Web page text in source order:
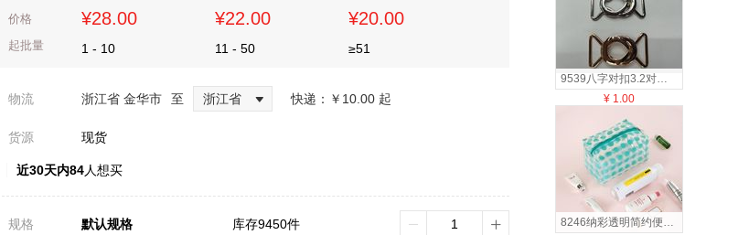
价格
起批量
¥28.00
1 - 10
¥22.00
11 - 50
¥20.00
≥51
物流 浙江省 金华市 至 浙江省 快递： ￥10.00 起
货源 现货
近30天内84人想买
规格 默认规格 库存9450件
9539八字对扣3.2对扣服装腰带扣
¥ 1.00
8246纳彩透明简约便携PVC复古波点化妆包洗漱包大容量防水收纳包